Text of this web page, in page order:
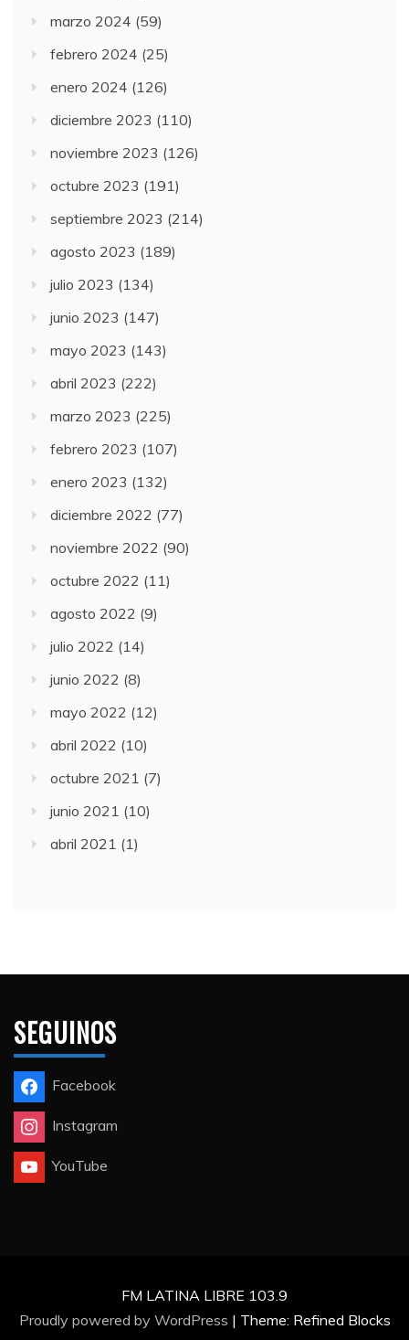
marzo 2024 (59)
febrero 2024 (25)
enero 2024 (126)
diciembre 2023 (110)
noviembre 2023 (126)
octubre 2023 (191)
septiembre 2023 (214)
agosto 2023 (189)
julio 2023 (134)
junio 2023 (147)
mayo 2023 (143)
abril 2023 (222)
marzo 2023 (225)
febrero 2023 (107)
enero 2023 (132)
diciembre 2022 (77)
noviembre 2022 (90)
octubre 2022 (11)
agosto 2022 (9)
julio 2022 (14)
junio 2022 (8)
mayo 2022 (12)
abril 2022 (10)
octubre 2021 (7)
junio 2021 (10)
abril 2021 (1)
SEGUINOS
Facebook
Instagram
YouTube
FM LATINA LIBRE 103.9
Proudly powered by WordPress | Theme: Refined Blocks